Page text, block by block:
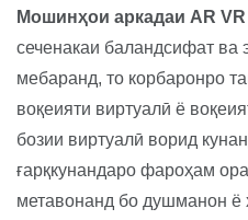
Мошинҳои аркадаи AR VR
сеченакаи баландсифат
мебаранд, то корбаронро
воқеияти виртуалӣ ё
бозии виртуалӣ ворид
ғарқкунандаро фароҳам
метавонанд бо душманон ё